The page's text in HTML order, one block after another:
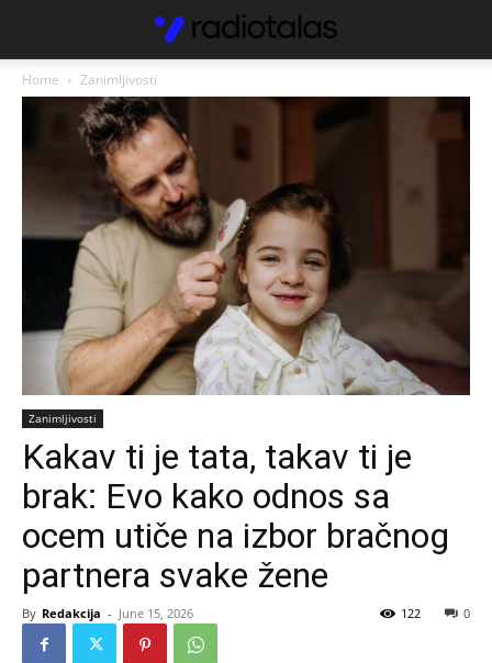
Home Zanimljivosti
Zanimljivosti
Kakav ti je tata, takav ti je
brak: Evo kako odnos sa
ocem utiče na izbor bračnog
partnera svake žene
By Redakcija - June 15, 2026 0
122